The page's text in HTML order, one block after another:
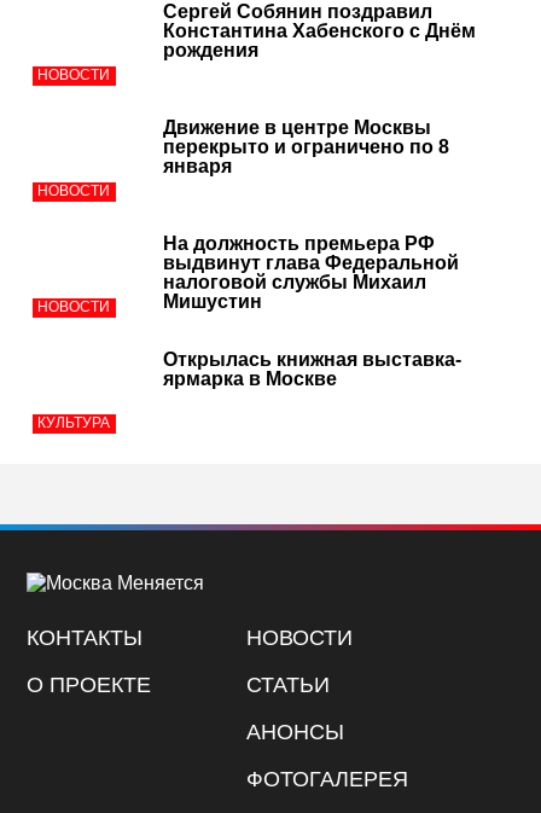
НОВОСТИ
Сергей Собянин поздравил
Константина Хабенского с Днём
рождения
НОВОСТИ
Движение в центре Москвы
перекрыто и ограничено по 8
января
НОВОСТИ
На должность премьера РФ
выдвинут глава Федеральной
налоговой службы Михаил
Мишустин
КУЛЬТУРА
Открылась книжная выставка-
ярмарка в Москве
КОНТАКТЫ
О ПРОЕКТЕ
НОВОСТИ
СТАТЬИ
АНОНСЫ
ФОТОГАЛЕРЕЯ